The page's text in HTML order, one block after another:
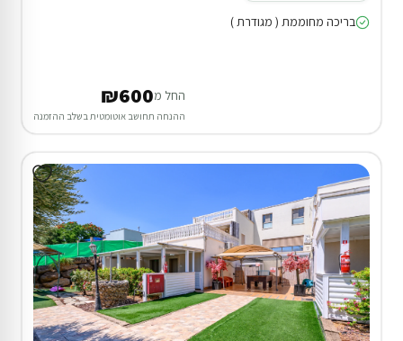
בריכה מחוממת ( מגודרת )
החל מ₪600
ההנחה תחושב אוטומטית בשלב ההזמנה